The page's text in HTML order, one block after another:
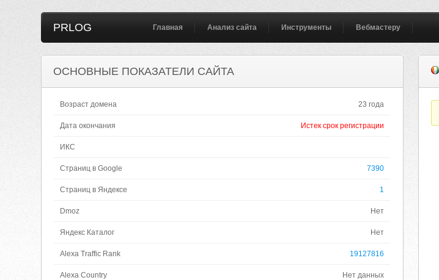
PRLOG Главная Анализ сайта Инструменты Вебмастеру
ОСНОВНЫЕ ПОКАЗАТЕЛИ САЙТА
Возраст домена 23 года
Дата окончания Истек срок регистрации
ИКС
Страниц в Google 7390
Страниц в Яндексе 1
Dmoz Нет
Яндекс Каталог Нет
Alexa Traffic Rank 19127816
Alexa Country Нет данных